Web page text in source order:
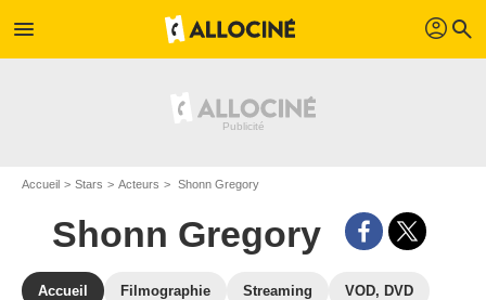
menu profil search
Accueil Stars Acteurs Shonn Gregory
Shonn Gregory
Accueil Filmographie Streaming VOD, DVD